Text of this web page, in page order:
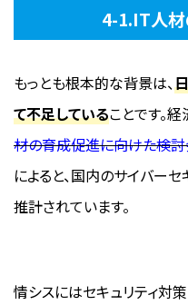
4-1.IT人
もっとも根本的な背景は、
て不足していることです。
材の育成促進に向けた検討
によると、国内のサイバー
推計されています。
情シスにはセキュリティ対